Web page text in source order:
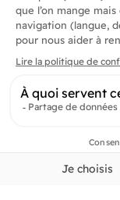
Informations
Inscrivez-vous et soyez
Delidrinks